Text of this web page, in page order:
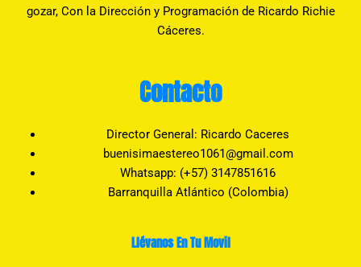
gozar, Con la Dirección y Programación de Ricardo Richie
Cáceres.
Contacto
Director General: Ricardo Caceres
buenisimaestereo1061@gmail.com
Whatsapp: (+57) 3147851616
Barranquilla Atlántico (Colombia)
Llévanos En Tu Movil